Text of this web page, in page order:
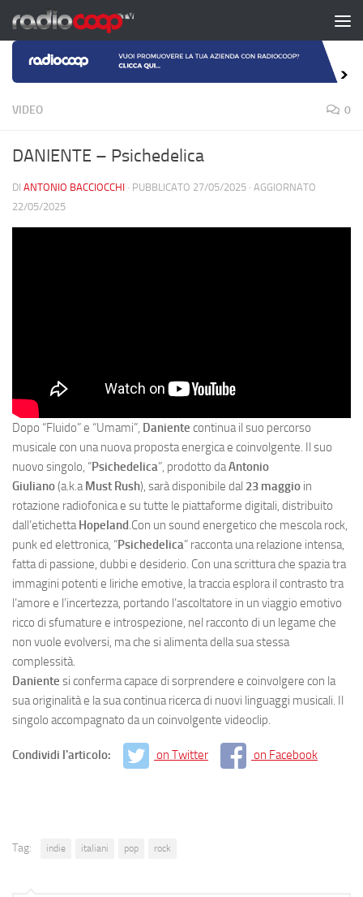
Salta al contenuto
VIDEO 0
DANIENTE – Psichedelica
DI ANTONIO BACCIOCCHI · PUBBLICATO 27/05/2025 · AGGIORNATO
22/05/2025
Dopo “Fluido” e “Umami”, Daniente continua il suo percorso
musicale con una nuova proposta energica e coinvolgente. Il suo
nuovo singolo, “Psichedelica”, prodotto daAntonio
Giuliano(a.k.aMust Rush), sarà disponibile dal 23 maggio in
rotazione radiofonica e su tutte le piattaforme digitali, distribuito
dall’etichettaHopeland.Con un sound energetico che mescola rock,
punk ed elettronica, “Psichedelica” racconta una relazione intensa,
fatta di passione, dubbi e desiderio. Con una scrittura che spazia tra
immagini potenti e liriche emotive, la traccia esplora il contrasto tra
l’amore e l’incertezza, portando l’ascoltatore in un viaggio emotivo
ricco di sfumature e introspezione, nel racconto di un legame che
non vuole evolversi, ma che si alimenta della sua stessa
complessità.
Daniente si conferma capace di sorprendere e coinvolgere con la
sua originalità e la sua continua ricerca di nuovi linguaggi musicali. Il
singolo accompagnato da un coinvolgente videoclip.
Condividi l'articolo: on Twitter on Facebook
Tag: indie italiani pop rock